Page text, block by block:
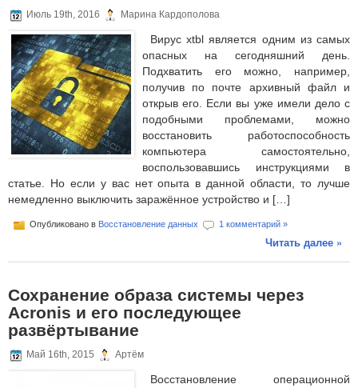
Июль 19th, 2016 Марина Кардополова
Вирус xtbl является одним из самых
опасных на сегодняшний день.
Подхватить его можно, например,
получив по почте архивный файл и
открыв его. Если вы уже имели дело с
подобными проблемами, можно
восстановить работоспособность
компьютера самостоятельно,
воспользовавшись инструкциями в
статье. Но если у вас нет опыта в данной области, то лучше
немедленно выключить заражённое устройство и […]
Опубликовано в Восстановление данных 1 комментарий »
Читать далее »
Сохранение образа системы через
Acronis и его последующее
развёртывание
Май 16th, 2015 Артём
Восстановление операционной